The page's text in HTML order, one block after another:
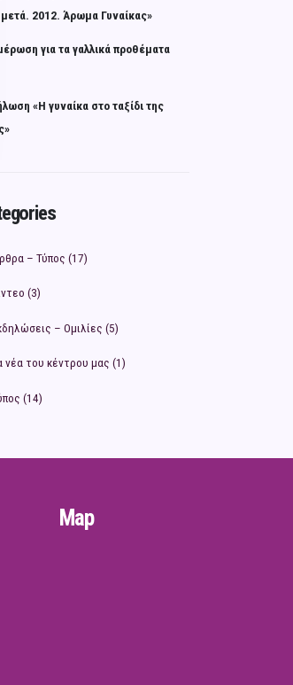
2012. Άρωμα Γυναίκας»
για τα γαλλικά προθέματα
«Η γυναίκα στο ταξίδι της
– Τύπος (17)
(3)
– Ομιλίες (5)
νέα του κέντρου μας (1)
(14)
Map